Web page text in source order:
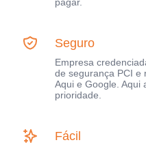
pagar.
Seguro
Empresa
de segurança PCI e
Aqui e Google. Aqui
prioridade.
Fácil